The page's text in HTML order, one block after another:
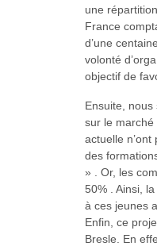
une
France
d’une
volonté
objectif de
Ensuite,
sur le marché
actuelle
des
» . Or, les
50% . Ainsi,
à ces jeunes
Enfin, ce
Bresle. En